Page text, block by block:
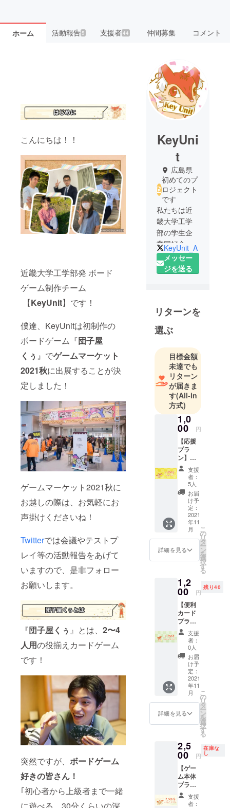
ホーム 活動報告5 支援者44 仲間募集 コメント
こんにちは！！
近畿大学工学部発 ボード
ゲーム制作チーム
【KeyUnit】です！
僕達、KeyUnitは初制作の
ボードゲーム『団子屋
くぅ 』でゲームマーケット
2021秋に出展することが決
定しました！
ゲームマーケット2021秋に
お越しの際は、お気軽にお
声掛けくださいね！
Twitterでは会議やテストプ
レイ等の活動報告をあげて
いますので、是非フォロー
お願いします。
『団子屋くぅ 』とは、 2〜4
人用の役揃えカードゲーム
です！
突然ですが、 ボードゲーム
好きの皆さん！
｢初心者から上級者まで一緒
KeyUni
t
広島県
初めてのプ
ロジェクト
です
私たちは近
畿大学工学
部の学生企
業同好会
で、ボード
ゲームを製
れた
【KeyUnit】
です。
KeyUnit代表:
兼松尚輝
KeyUnit_A
メッセー
ジを送る
リターンを
選ぶ
目標金額
未達でも
リターン
が届きま
す(All-in
方式)
1,0
00 円
【応援
プラ
ン】
KeyUni
tの活動
を応援
して下
さる方
にオス
スメの
プラン
です。
・感謝
の手紙
・ラフ
スケッ
支援
者：
5人
お届
け予
定：
2021
年11
月
詳細を見る
こ
の
リ
タ
ー
ン
を
選
択
す
る
1,2
00 円
残り40
【便利
カード
プラ
ン】
『団子
くぅ』
のデザ
インが
された
便利
カード
プラン
です。
名刺風
カード
代わり
として
も使え
るの
で、初
対面の
方とプ
レイす
支援
者：
0人
お届
け予
定：
2021
年11
月
詳細を見る
こ
の
リ
タ
ー
ン
を
選
択
す
る
2,5
00 円
在庫な
し
【ゲー
ム本体
プラ
ン】
ゲーム
支援
者：